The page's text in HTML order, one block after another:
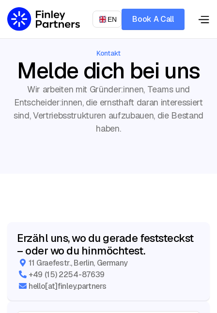
DE
Book A Call
Let’s talk
EN
Book A Call
Let’s talk
Kontakt
Melde dich bei uns
Wir arbeiten mit Gründer:innen, Teams und
Entscheider:innen, die ernsthaft daran interessiert
sind, Vertriebsstrukturen aufzubauen, die Bestand
haben.
Erzähl uns, wo du gerade feststeckst
– oder wo du hinmöchtest.
 11 Graefestr., Berlin, Germany
 +49 (15) 2254-87639
 hello[at]finley.partners